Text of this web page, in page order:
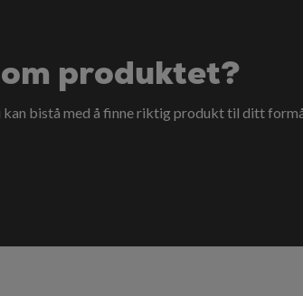
produktet?
kan bistå med å finne riktig produkt til ditt